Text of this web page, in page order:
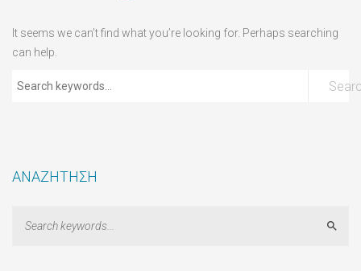
It seems we can’t find what you’re looking for. Perhaps searching
can help.
ΑΝΑΖΗΤΗΣΗ